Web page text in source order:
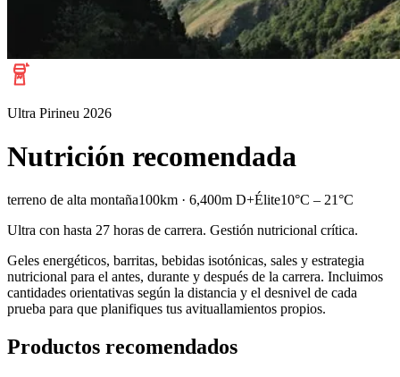
Ultra Pirineu 2026
Nutrición recomendada
terreno de alta montaña100km · 6,400m D+Élite10°C – 21°C
Ultra con hasta 27 horas de carrera. Gestión nutricional crítica.
Geles energéticos, barritas, bebidas isotónicas, sales y estrategia
nutricional para el antes, durante y después de la carrera. Incluimos
cantidades orientativas según la distancia y el desnivel de cada
prueba para que planifiques tus avituallamientos propios.
Productos recomendados